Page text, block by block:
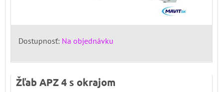
Dostupnosť: Na objednávku
Žľab APZ 4 s okrajom